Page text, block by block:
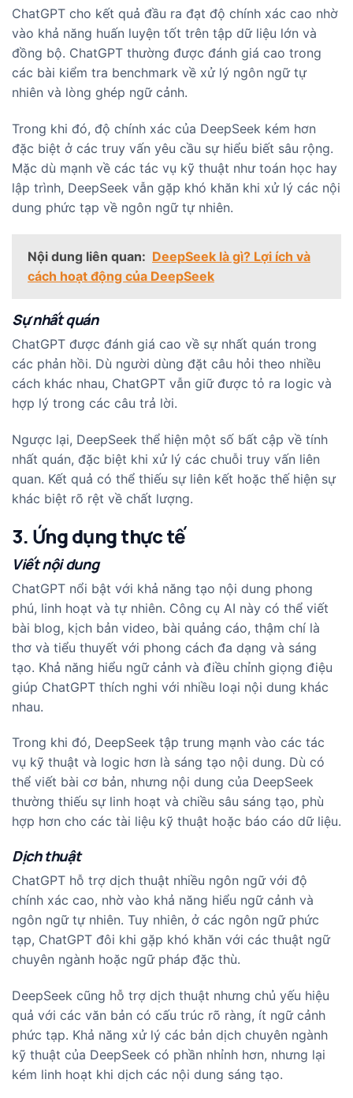
ChatGPT cho kết quả đầu ra đạt độ chính xác cao nhờ
vào khả năng huấn luyện tốt trên tập dữ liệu lớn và
đồng bộ. ChatGPT thường được đánh giá cao trong
các bài kiểm tra benchmark về xử lý ngôn ngữ tự
nhiên và lòng ghép ngữ cảnh.
Trong khi đó, độ chính xác của DeepSeek kém hơn
đặc biệt ở các truy vấn yêu cầu sự hiểu biết sâu rộng.
Mặc dù mạnh về các tác vụ kỹ thuật như toán học hay
lập trình, DeepSeek vẫn gặp khó khăn khi xử lý các nội
dung phức tạp về ngôn ngữ tự nhiên.
Nội dung liên quan: DeepSeek là gì? Lợi ích và
cách hoạt động của DeepSeek
Sự nhất quán
ChatGPT được đánh giá cao về sự nhất quán trong
các phản hồi. Dù người dùng đặt câu hỏi theo nhiều
cách khác nhau, ChatGPT vẫn giữ được tỏ ra logic và
hợp lý trong các câu trả lời.
Ngược lại, DeepSeek thể hiện một số bất cập về tính
nhất quán, đặc biệt khi xử lý các chuỗi truy vấn liên
quan. Kết quả có thể thiếu sự liên kết hoặc thế hiện sự
khác biệt rõ rệt về chất lượng.
3. Ứng dụng thực tế
Viết nội dung
ChatGPT nổi bật với khả năng tạo nội dung phong
phú, linh hoạt và tự nhiên. Công cụ AI này có thể viết
bài blog, kịch bản video, bài quảng cáo, thậm chí là
thơ và tiểu thuyết với phong cách đa dạng và sáng
tạo. Khả năng hiểu ngữ cảnh và điều chỉnh giọng điệu
giúp ChatGPT thích nghi với nhiều loại nội dung khác
nhau.
Trong khi đó, DeepSeek tập trung mạnh vào các tác
vụ kỹ thuật và logic hơn là sáng tạo nội dung. Dù có
thể viết bài cơ bản, nhưng nội dung của DeepSeek
thường thiếu sự linh hoạt và chiều sâu sáng tạo, phù
hợp hơn cho các tài liệu kỹ thuật hoặc báo cáo dữ liệu.
Dịch thuật
ChatGPT hỗ trợ dịch thuật nhiều ngôn ngữ với độ
chính xác cao, nhờ vào khả năng hiểu ngữ cảnh và
ngôn ngữ tự nhiên. Tuy nhiên, ở các ngôn ngữ phức
tạp, ChatGPT đôi khi gặp khó khăn với các thuật ngữ
chuyên ngành hoặc ngữ pháp đặc thù.
DeepSeek cũng hỗ trợ dịch thuật nhưng chủ yếu hiệu
quả với các văn bản có cấu trúc rõ ràng, ít ngữ cảnh
phức tạp. Khả năng xử lý các bản dịch chuyên ngành
kỹ thuật của DeepSeek có phần nhỉnh hơn, nhưng lại
kém linh hoạt khi dịch các nội dung sáng tạo.